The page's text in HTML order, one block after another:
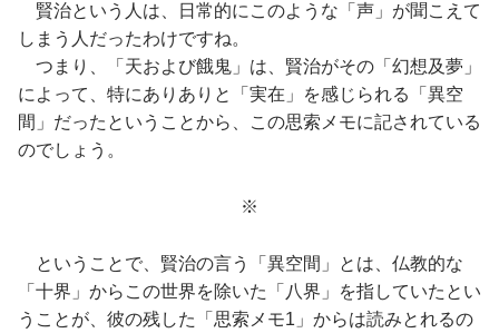
賢治という人は、日常的にこのような「声」が聞こえて
しまう人だったわけですね。
つまり、「天および餓鬼」は、賢治がその「幻想及夢」
によって、特にありありと「実在」を感じられる「異空
間」だったということから、この思索メモに記されている
のでしょう。
※
ということで、賢治の言う「異空間」とは、仏教的な
「十界」からこの世界を除いた「八界」を指していたとい
うことが、彼の残した「思索メモ1」からは読みとれるの